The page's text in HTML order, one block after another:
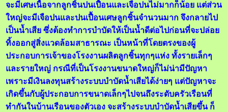
จะมีเศษเนื้อจากลูกชิ้นปนเปื้อนและเจือปนไม่มากก็น้อย แต่ส่วน
ใหญ่จะมีเจือปนและปนเปื้อนเศษลูกชิ้นจำนวนมาก จึงกลายไป
เป็นน้ำเสีย ซึ่งต้องทำการบำบัดให้เป็นน้ำดีต่อไปก่อนที่จะปล่อย
ทิ้งออกสู่สิ่งแวดล้อมสาธารณะ เป็นหน้าที่โดยตรงของผู้
ประกอบการเจ้าของโรงงานผลิตลูกชิ้นทุกๆแห่ง ทั้งรายเล็กๆ
และรายใหญ่ กรณีที่เป็นโรงงานขนาดใหญ่ก็ไม่น่ามีปัญหา
เพราะมีเงินลงทุนสร้างระบบบำบัดน้ำเสียได้ง่ายๆ แต่ปัญหาจะ
เกิดขึ้นกับผู้ประกอบการขนาดเล็กๆไปจนถึงระดับครัวเรือนที่
ทำกันในบ้านเรือนของตัวเอง จะสร้างระบบบำบัดน้ำเสียขึ้น ก็